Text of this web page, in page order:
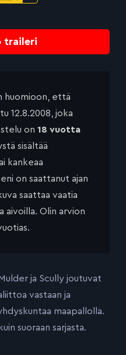
traileri
huomioon, että
12.8.2008, joka
on 18 vuotta
sisältää
kankeaa
on saattanut ajan
saattaa vaatia
aivoilla. Olin arvion
ja Scully joutuvat
vastaan ja
maapallolla.
suoraan sarjasta.